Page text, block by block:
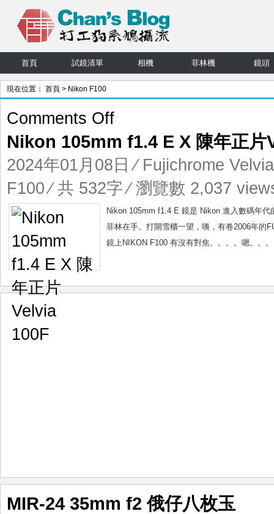
首頁 試鏡清單 相機 菲林機 鏡頭
現在位置： 首頁 > Nikon F100
Comments Offon
105mm
E
X
陳
年
正
Velvia
Nikon 105mm f1.4 E X 陳年正片
2024年01月08日 ⁄ Fujichrome
F100⁄ 共 532字 ⁄ 瀏覽數 2,037
Nikon 105mm f1.4 E 鏡是 Nikon 進入數碼年
菲林在手。打開雪櫃一望，咦，有卷2006年
鏡上NIKON F100 有沒有對焦。。。。嗯。。
MIR-24 35mm f2 俄仔八枚玉